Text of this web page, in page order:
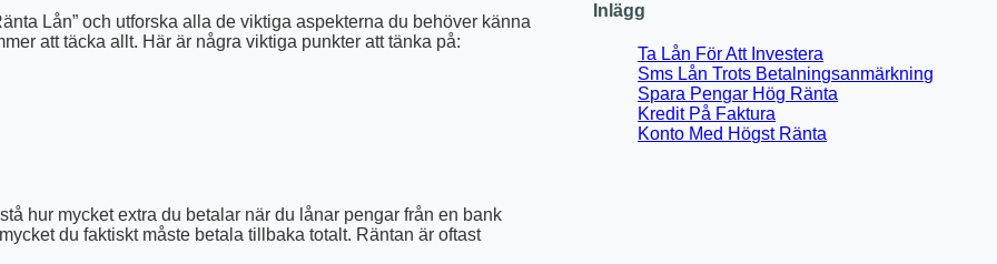
Lån” och utforska alla de viktiga aspekterna du behöver känna
att täcka allt. Här är några viktiga punkter att tänka på:
hur mycket extra du betalar när du lånar pengar från en bank
du faktiskt måste betala tillbaka totalt. Räntan är oftast
Inlägg
Ta Lån För Att Investera
Sms Lån Trots Betalningsanmärkning
Spara Pengar Hög Ränta
Kredit På Faktura
Konto Med Högst Ränta